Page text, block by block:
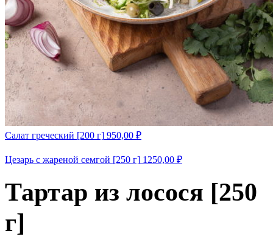
Салат греческий [200 г] 950,00 ₽
Цезарь с жареной семгой [250 г] 1250,00 ₽
Тартар из лосося [250
г]